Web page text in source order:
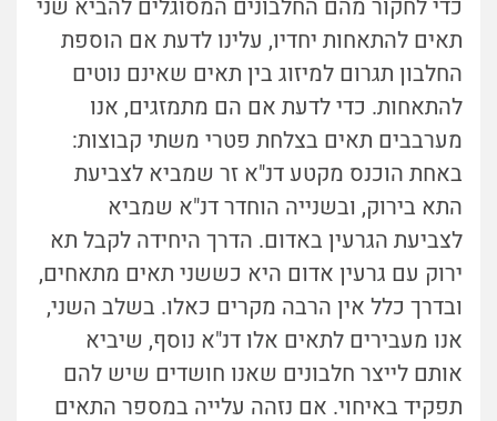
כדי לחקור מהם החלבונים המסוגלים להביא שני
תאים להתאחות יחדיו, עלינו לדעת אם הוספת
החלבון תגרום למיזוג בין תאים שאינם נוטים
להתאחות. כדי לדעת אם הם מתמזגים, אנו
מערבבים תאים בצלחת פטרי משתי קבוצות:
באחת הוכנס מקטע דנ"א זר שמביא לצביעת
התא בירוק, ובשנייה הוחדר דנ"א שמביא
לצביעת הגרעין באדום. הדרך היחידה לקבל תא
ירוק עם גרעין אדום היא כששני תאים מתאחים,
ובדרך כלל אין הרבה מקרים כאלו. בשלב השני,
אנו מעבירים לתאים אלו דנ"א נוסף, שיביא
אותם לייצר חלבונים שאנו חושדים שיש להם
תפקיד באיחוי. אם נזהה עלייה במספר התאים